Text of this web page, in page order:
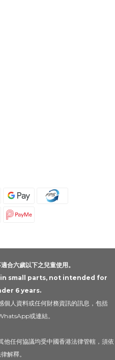
合六歲以下之兒童使用。
small parts, not intended for
6 years.
個人資料或任何財務資訊的訊息，包括
或連結。
他任何協議均受中國香港法律管轄，須依
解釋。